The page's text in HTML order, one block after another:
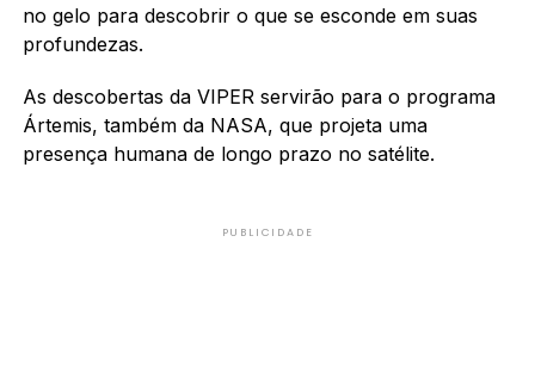
no gelo para descobrir o que se esconde em suas
profundezas.
As descobertas da VIPER servirão para o programa
Ártemis, também da NASA, que projeta uma
presença humana de longo prazo no satélite.
PUBLICIDADE